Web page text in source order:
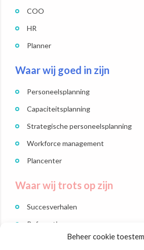
Beheer cookie
COO
HR
Planner
Waar wij goed in zijn
Personeelsplanning
Capaciteitsplanning
Strategische personeelsplanning
Workforce management
Plancenter
Waar wij trots op zijn
Succesverhalen
Referenties